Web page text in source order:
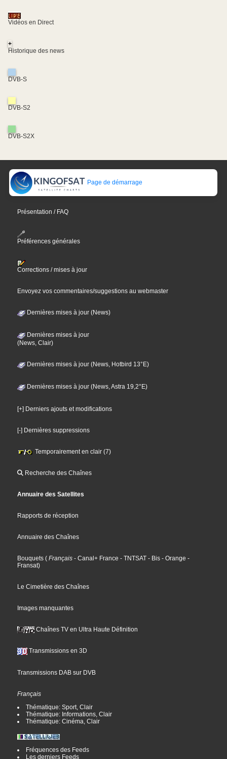
Vidéos en Direct
+
Historique des news
DVB-S
DVB-S2
DVB-S2X
Page de démarrage
Présentation / FAQ
Préférences générales
Corrections / mises à jour
Envoyez vos commentaires/suggestions au webmaster
Dernières mises à jour (News)
Dernières mises à jour
(News, Clair)
Dernières mises à jour (News, Hotbird 13°E)
Dernières mises à jour (News, Astra 19,2°E)
[+] Derniers ajouts et modifications
[-] Dernières suppressions
Temporairement en clair (7)
Recherche des Chaînes
Annuaire des Satellites
Rapports de réception
Annuaire des Chaînes
Bouquets ( Français - Canal+ France - TNTSAT - Bis - Orange -
Fransat)
Le Cimetière des Chaînes
Images manquantes
Chaînes TV en Ultra Haute Définition
Transmissions en 3D
Transmissions DAB sur DVB
Français
Thématique: Sport, Clair
Thématique: Informations, Clair
Thématique: Cinéma, Clair
Fréquences des Feeds
Les derniers Feeds